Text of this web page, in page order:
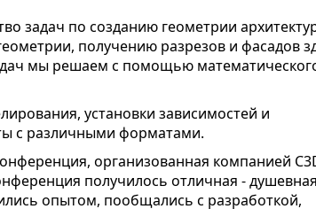
получению разрезов и фасадов
мы решаем с помощью
установки зависимостей и
с различными форматами.
организованная компанией
получилось отличная -
опытом, пообщались с разработкой,